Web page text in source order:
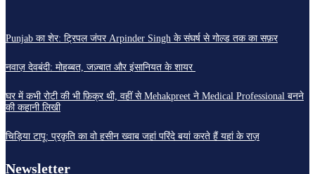
Punjab का शेर: ट्रिपल जंपर Arpinder Singh के संघर्ष से गोल्ड तक का सफ़र
नवाज़ देवबंदी: मोहब्बत, जज़्बात और इंसानियत के शायर
घर में कभी रोटी की भी फ़िक्र थी, वहीं से Mehakpreet ने Medical Professional बनने
की कहानी लिखी
चिड़िया टापू: प्रकृति का वो हसीन ख्वाब जहां परिंदे बयां करते हैं यहां के राज़
Newsletter